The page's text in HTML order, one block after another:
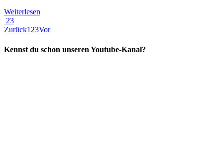
Weiterlesen
23
Zurück1 23Vor
Kennst du schon unseren Youtube-Kanal?